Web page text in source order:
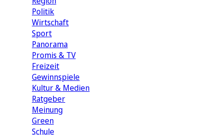
Politik
Wirtschaft
Sport
Panorama
Promis & TV
Freizeit
Gewinnspiele
Kultur & Medien
Ratgeber
Meinung
Green
Schule